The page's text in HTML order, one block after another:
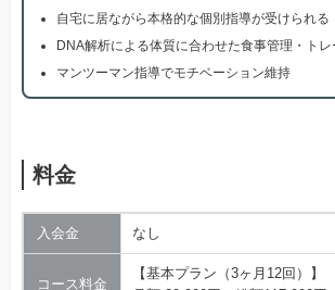
自宅に居ながら本格的な個別指導が受けられる
DNA解析による体質に合わせた食事管理・ト
マンツーマン指導でモチベーション維持
料金
入会金 なし
コース料金
【基本プラン（3ヶ月12回）】